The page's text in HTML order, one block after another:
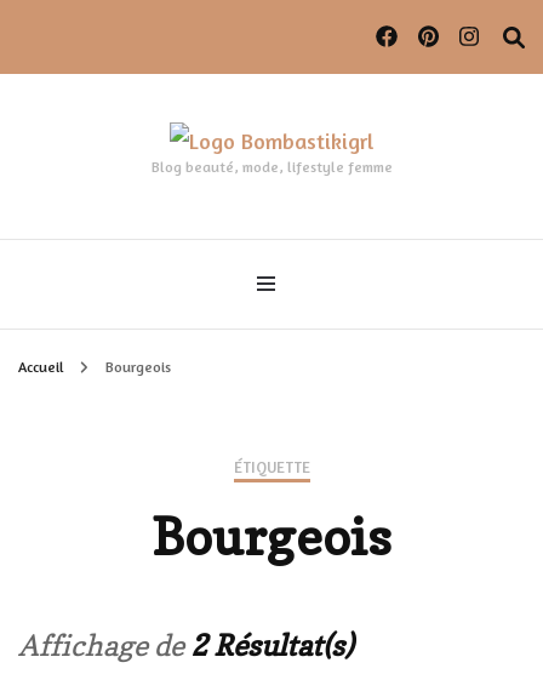
Blog beauté, mode, lifestyle femme
Accueil Bourgeois
ÉTIQUETTE
Bourgeois
Affichage de2 Résultat(s)